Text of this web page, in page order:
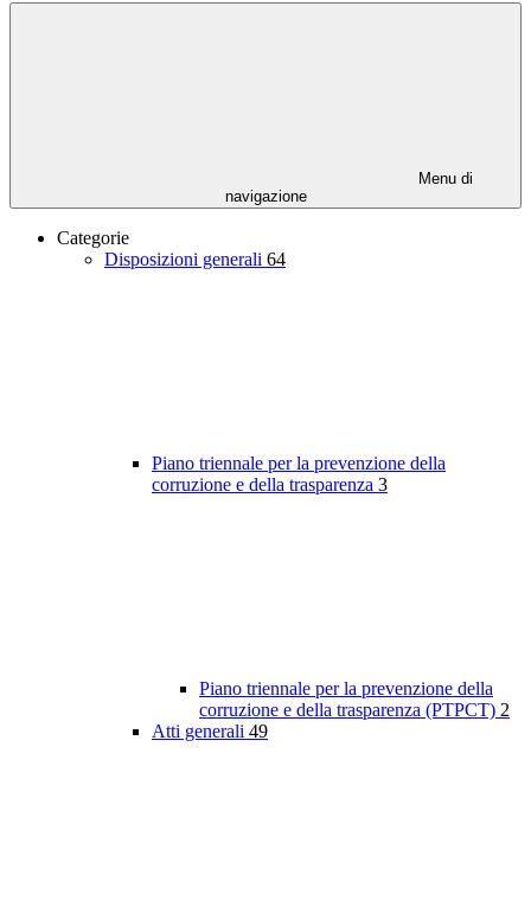
Menu di
navigazione
Categorie
Disposizioni generali 64
Piano triennale per la prevenzione della
corruzione e della trasparenza 3
Piano triennale per la prevenzione della
corruzione e della trasparenza (PTPCT) 2
Atti generali 49